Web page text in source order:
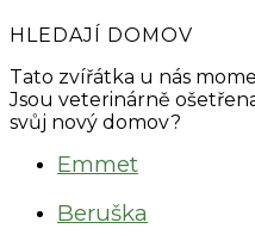
HLEDAJÍ DOMOV
Tato zvířátka u nás
Jsou veterinárně
svůj nový domov?
Emmet
Beruška